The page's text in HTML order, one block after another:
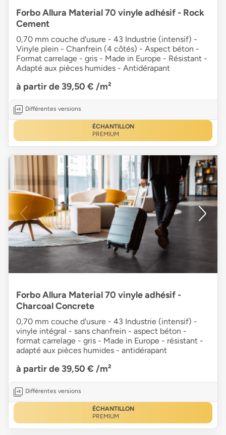
Forbo Allura Material 70 vinyle adhésif - Rock
Cement
0,70 mm couche d'usure - 43 Industrie (intensif) -
Vinyle plein - Chanfrein (4 côtés) - Aspect béton -
Format carrelage - gris - Made in Europe - Résistant -
Adapté aux pièces humides - Antidérapant
à partir de 39,50 € /m²
Différentes versions
ÉCHANTILLON
PREMIUM
Forbo Allura Material 70 vinyle adhésif -
Charcoal Concrete
0,70 mm couche d'usure - 43 Industrie (intensif) -
vinyle intégral - sans chanfrein - aspect béton -
format carrelage - gris - Made in Europe - résistant -
adapté aux pièces humides - antidérapant
à partir de 39,50 € /m²
Différentes versions
ÉCHANTILLON
PREMIUM